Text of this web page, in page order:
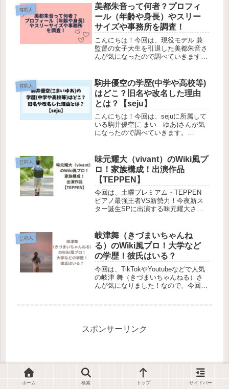
で結成されています！そんなたまが、
さんま御殿に初出演なの...
芸能人
美都朱音って何者？プロフィ
ール（年齢や身長）やスリー
サイズや事務所を調査！
こんにちは！今回は、現役モデル 兼
監督の女子大生を引退した美都朱音さ
んが気になったので調べていきます！
て何者？』『プロフィール（年齢や身
長）』『スリーサイズ』『事務所』
を...
芸能人
駒井優空の学歴(中学や高校等)
はどこ？旧名や改名した理由
とは？【seju】
こんにちは！今回は、sejuに所属して
いる駒井優空(こまい ゆあ)さんが気
になったので調べていきます。
メントするプロダクション（芸能・ク
リエイター事務所）です。事務所...
芸能人
味元耀大（vivant）のWiki風プ
ロ！家族構成！出演作品
【TEPPEN】
今回は、土曜プレミアム・TEPPEN
ピアノ最強王者VS新勢力！今夜新ス
ター誕生SPに出演する味元耀大さん
助(堺雅人)の幼少期役に出演した子役
として知られているかもし...
芸能人
岐津舞（きづまいちゃんね
る）のWiki風プロ！大学など
の学歴！彼氏はいる？
今回は、TikTokやYoutubeなどで人気
の岐津 舞（きづまいちゃんねる）さ
んが気になりました！なので、今回は
スポンサーリンク
ホーム 検索 トップ サイドバー